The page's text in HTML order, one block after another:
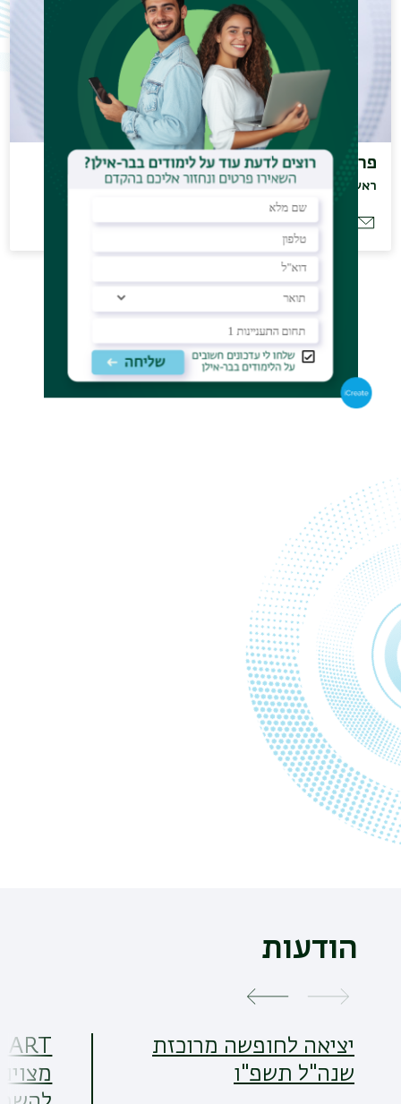
פרופ' נסים ליאון
ראש המחלקה
nissim.leon@biu.ac.il
הודעות
יציאה לחופשה מרוכזת
שנה"ל תשפ"ו